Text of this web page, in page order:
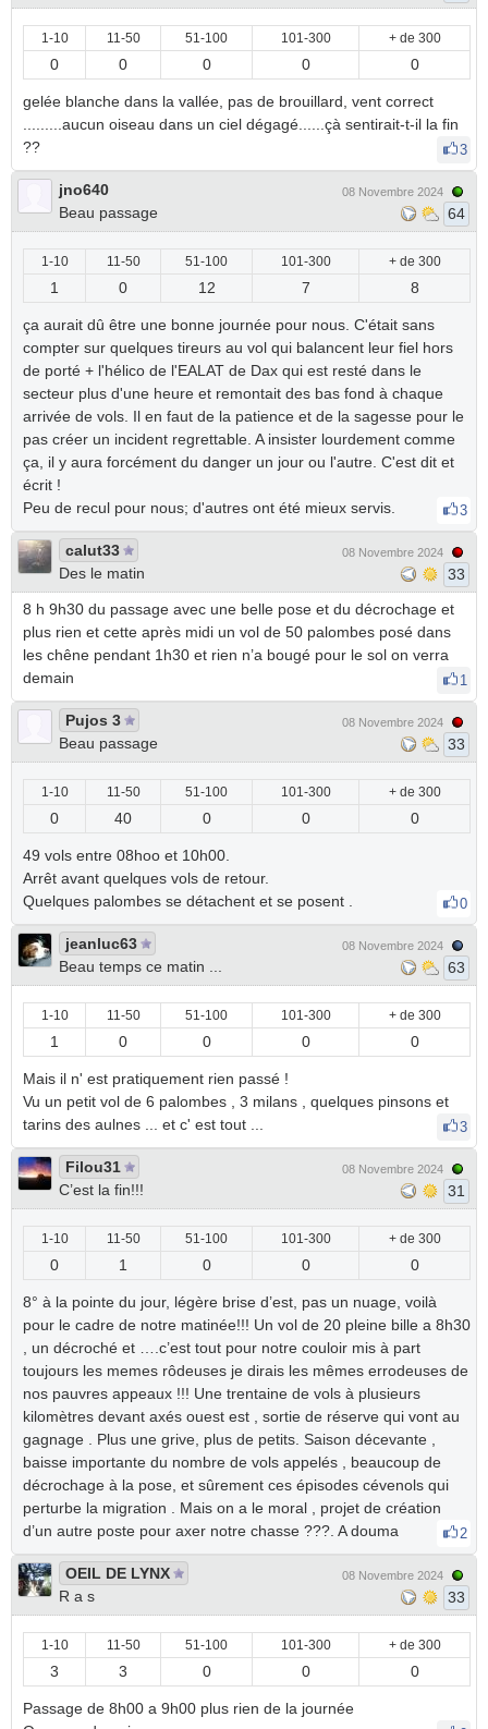
1-10 11-50 51-100 101-300 + de 300
0 0 0 0 0
gelée blanche dans la vallée, pas de brouillard, vent correct
.........aucun oiseau dans un ciel dégagé......çà sentirait-t-il la fin
??
3
jno640
Beau passage
08 Novembre 2024
64
1-10 11-50 51-100 101-300 + de 300
1 0 12 7 8
ça aurait dû être une bonne journée pour nous. C'était sans
compter sur quelques tireurs au vol qui balancent leur fiel hors
de porté + l'hélico de l'EALAT de Dax qui est resté dans le
secteur plus d'une heure et remontait des bas fond à chaque
arrivée de vols. Il en faut de la patience et de la sagesse pour le
pas créer un incident regrettable. A insister lourdement comme
ça, il y aura forcément du danger un jour ou l'autre. C'est dit et
écrit !
Peu de recul pour nous; d'autres ont été mieux servis.
3
calut33
Des le matin
08 Novembre 2024
33
8 h 9h30 du passage avec une belle pose et du décrochage et
plus rien et cette après midi un vol de 50 palombes posé dans
les chêne pendant 1h30 et rien n’a bougé pour le sol on verra
demain
1
Pujos 3
Beau passage
08 Novembre 2024
33
1-10 11-50 51-100 101-300 + de 300
0 40 0 0 0
49 vols entre 08hoo et 10h00.
Arrêt avant quelques vols de retour.
Quelques palombes se détachent et se posent .
0
jeanluc63
Beau temps ce matin ...
08 Novembre 2024
63
1-10 11-50 51-100 101-300 + de 300
1 0 0 0 0
Mais il n' est pratiquement rien passé !
Vu un petit vol de 6 palombes , 3 milans , quelques pinsons et
tarins des aulnes ... et c' est tout ...
3
Filou31
C’est la fin!!!
08 Novembre 2024
31
1-10 11-50 51-100 101-300 + de 300
0 1 0 0 0
8° à la pointe du jour, légère brise d’est, pas un nuage, voilà
pour le cadre de notre matinée!!! Un vol de 20 pleine bille a 8h30
, un décroché et ….c’est tout pour notre couloir mis à part
toujours les memes rôdeuses je dirais les mêmes errodeuses de
nos pauvres appeaux !!! Une trentaine de vols à plusieurs
kilomètres devant axés ouest est , sortie de réserve qui vont au
gagnage . Plus une grive, plus de petits. Saison décevante ,
baisse importante du nombre de vols appelés , beaucoup de
décrochage à la pose, et sûrement ces épisodes cévenols qui
perturbe la migration . Mais on a le moral , projet de création
d’un autre poste pour axer notre chasse ???. A douma
2
OEIL DE LYNX
R a s
08 Novembre 2024
33
1-10 11-50 51-100 101-300 + de 300
3 3 0 0 0
Passage de 8h00 a 9h00 plus rien de la journée